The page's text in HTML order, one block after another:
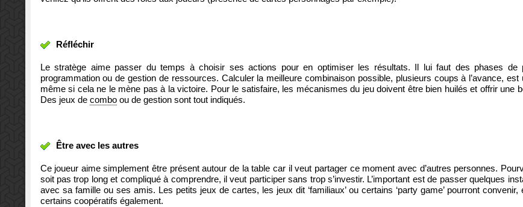
Réfléchir
Le stratège aime passer du temps à choisir ses actions pour en optimiser les résultats. Il lui faut des phases de
programmation ou de gestion de ressources. Calculer la meilleure combinaison possible, plusieurs coups à l’avance, est
même si cela ne le mène pas à la victoire. Pour le satisfaire, les mécanismes du jeu doivent être bien huilés et offrir une
Des jeux de comboou de gestion sont tout indiqués.
Être avec les autres
Ce joueur aime simplement être présent autour de la table car il veut partager ce moment avec d’autres personnes.
soit pas trop long et compliqué à comprendre, il veut participer sans trop s’investir. L’important est de passer quelques
avec sa famille ou ses amis. Les petits jeux de cartes, les jeux dit ‘familiaux’ ou certains ‘party game’ pourront convenir,
certains coopératifs également.